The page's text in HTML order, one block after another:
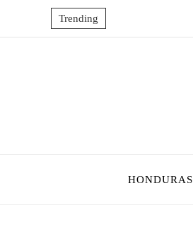
Trending
HONDURAS